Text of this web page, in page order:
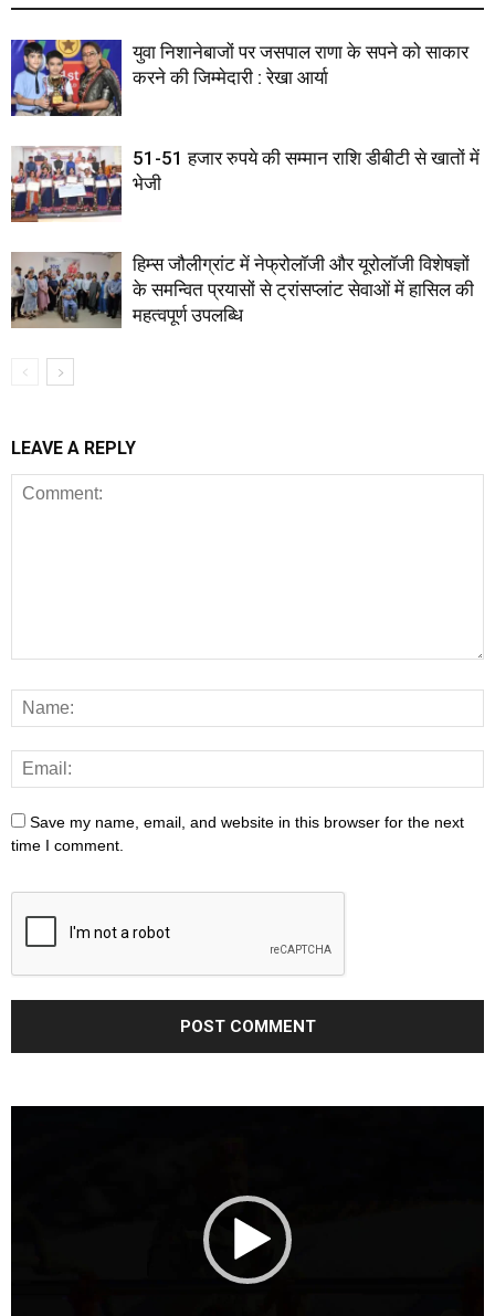
युवा निशानेबाजों पर जसपाल राणा के सपने को साकार
करने की जिम्मेदारी : रेखा आर्या
51-51 हजार रुपये की सम्मान राशि डीबीटी से खातों में
भेजी
हिम्स जौलीग्रांट में नेफ्रोलॉजी और यूरोलॉजी विशेषज्ञों
के समन्वित प्रयासों से ट्रांसप्लांट सेवाओं में हासिल की
महत्वपूर्ण उपलब्धि
LEAVE A REPLY
Save my name, email, and website in this browser for the next
time I comment.